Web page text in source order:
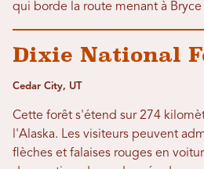
qui borde la route menant à Bryce
Dixie National
Cedar City, UT
Cette forêt s'étend sur 274
l'Alaska. Les visiteurs peuvent
flèches et falaises rouges en